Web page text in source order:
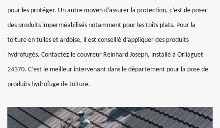
pour les protéger. Un autre moyen d’assurer la protection, c’est de poser
des produits imperméabilisés notamment pour les toits plats. Pour la
toiture en tuiles et ardoise, il est conseillé d’appliquer des produits
hydrofugés. Contactez le couvreur Reinhard Joseph, installé à Orliaguet
24370. C’est le meilleur intervenant dans le département pour la pose de
produits hydrofuge de toiture.